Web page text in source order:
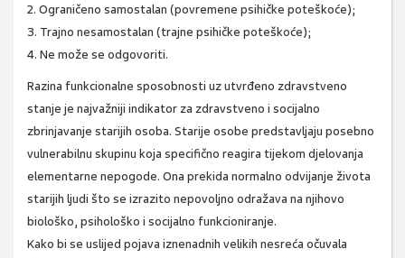
2. Ograničeno samostalan (povremene psihičke poteškoće);
3. Trajno nesamostalan (trajne psihičke poteškoće);
4. Ne može se odgovoriti.
Razina funkcionalne sposobnosti uz utvrđeno zdravstveno
stanje je najvažniji indikator za zdravstveno i socijalno
zbrinjavanje starijih osoba. Starije osobe predstavljaju posebno
vulnerabilnu skupinu koja specifično reagira tijekom djelovanja
elementarne nepogode. Ona prekida normalno odvijanje života
starijih ljudi što se izrazito nepovoljno odražava na njihovo
biološko, psihološko i socijalno funkcioniranje.
Kako bi se uslijed pojava iznenadnih velikih nesreća očuvala